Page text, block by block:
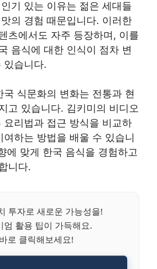
기 있는 이유는 젊은 세대들
의 경험 때문입니다. 이러한
츠에서도 자주 등장하며, 이를
음식에 대한 인식이 점차 변
있습니다.
식문화의 변화는 전통과 현
고 있습니다. 김키미의 비디오
요리법과 접근 방식을 비교하
하는 방법을 배울 수 있습니
에 맞게 한국 음식을 경험하고
니다.
투자로 새로운 가능성을!
엄 활용 팁이 가득해요.
로 클릭해보세요!